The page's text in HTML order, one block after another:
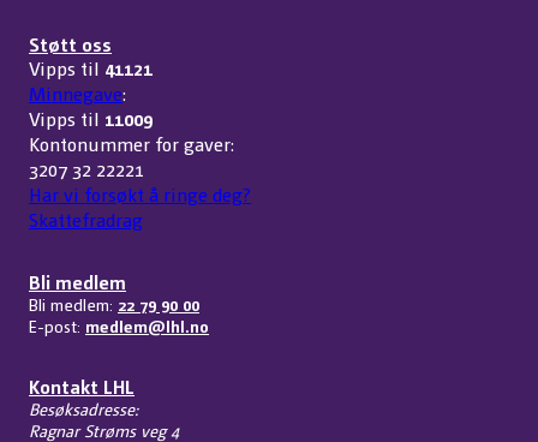
Støtt oss
Vipps til 41121
Minnegave:
Vipps til 11009
Kontonummer for gaver:
3207 32 22221
Har vi forsøkt å ringe deg?
Skattefradrag
Bli medlem
Bli medlem: 22 79 90 00
E-post: medlem@lhl.no
Kontakt LHL
Besøksadresse:
Ragnar Strøms veg 4